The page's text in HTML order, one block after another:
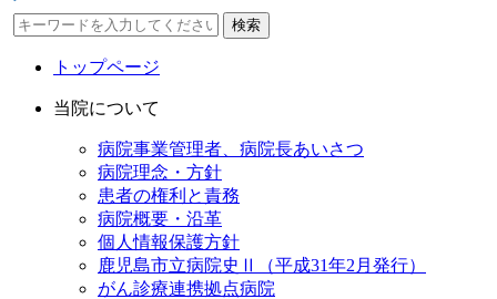
検索
トップページ
当院について
病院事業管理者、病院長あいさつ
病院理念・方針
患者の権利と責務
病院概要・沿革
個人情報保護方針
鹿児島市立病院史Ⅱ（平成31年2月発行）
がん診療連携拠点病院